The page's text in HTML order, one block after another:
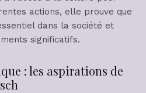
actions, elle prouve que
dans la société et
significatifs.
: les aspirations de